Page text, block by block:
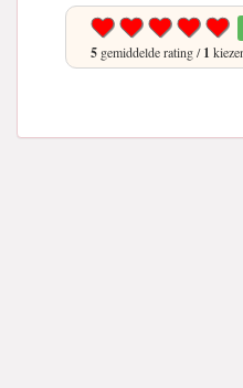
5 gemiddelde rating /1